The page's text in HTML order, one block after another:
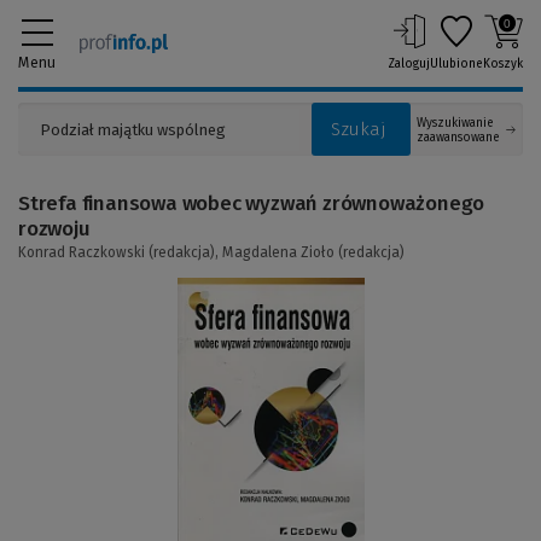
Menu
Szukaj
Wyszukiwanie
zaawansowane
ZalogujUlubione
0
Koszyk
(Link
Strefa finansowa wobec wyzwań zrównoważonego
rozwoju
Konrad Raczkowski (redakcja), Magdalena Zioło (redakcja)